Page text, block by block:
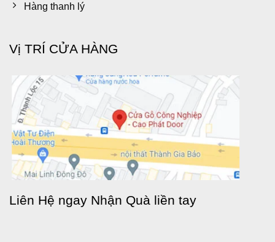
Hàng thanh lý
Vị TRÍ CỬA HÀNG
Liên Hệ ngay Nhận Quà liền tay